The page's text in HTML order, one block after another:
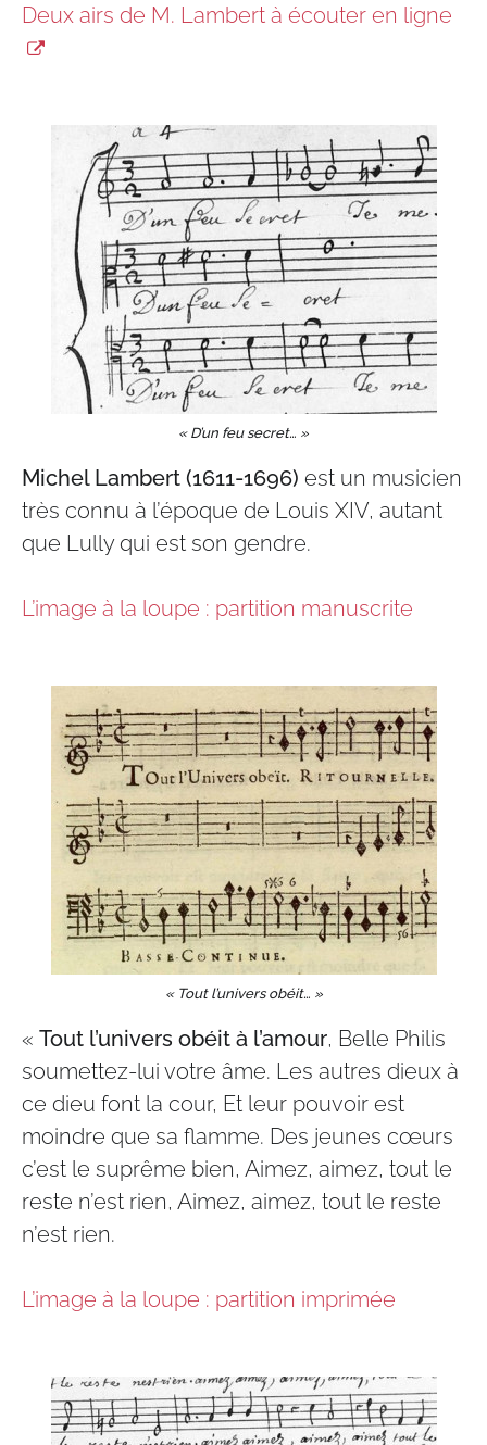
Deux airs de M. Lambert à écouter en ligne
« D’un feu secret… »
Michel Lambert (1611-1696) est un musicien
très connu à l’époque de Louis XIV, autant
que Lully qui est son gendre.
L’image à la loupe : partition manuscrite
« Tout l’univers obéit… »
« Tout l’univers obéit à l’amour, Belle Philis
soumettez-lui votre âme. Les autres dieux à
ce dieu font la cour, Et leur pouvoir est
moindre que sa flamme. Des jeunes cœurs
c’est le suprême bien, Aimez, aimez, tout le
reste n’est rien, Aimez, aimez, tout le reste
n’est rien.
L’image à la loupe : partition imprimée